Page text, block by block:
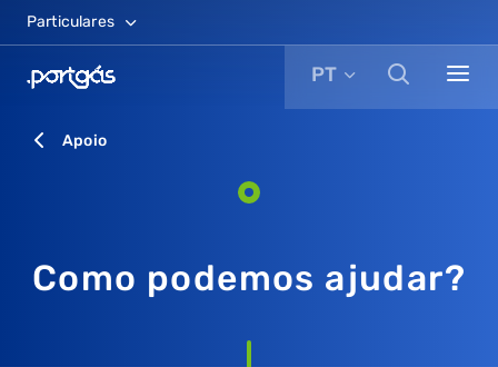
Particulares
PT
Apoio
Como podemos ajudar?